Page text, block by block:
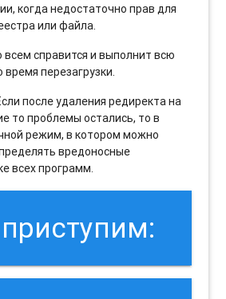
когда недостаточно прав для
или файла.
всем справится и выполнит всю
перезагрузки.
после удаления редиректа на
то проблемы остались, то в
режим, в котором можно
вредоносные
всех программ.